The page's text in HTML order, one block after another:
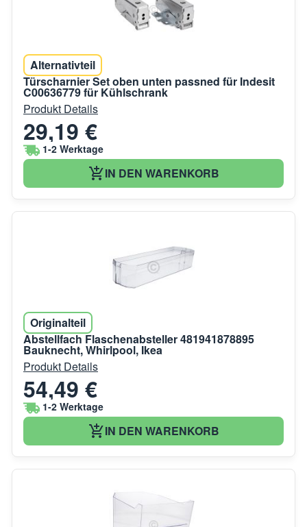
Alternativteil
Türscharnier Set oben unten passned für Indesit
C00636779 für Kühlschrank
Produkt Details
29,19 €
1-2 Werktage
IN DEN WARENKORB
Originalteil
Abstellfach Flaschenabsteller 481941878895
Bauknecht, Whirlpool, Ikea
Produkt Details
54,49 €
1-2 Werktage
IN DEN WARENKORB